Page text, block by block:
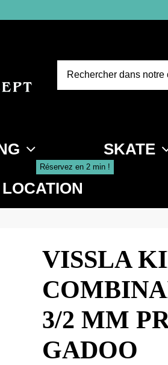
SKATE
LOCATION
Réservez en 2 min !
VISSLA
3/2 MM
GADOO